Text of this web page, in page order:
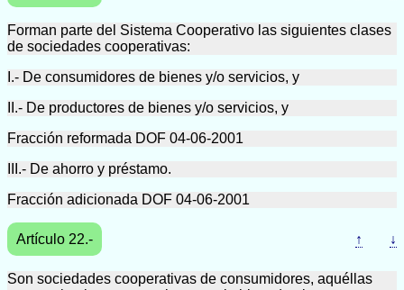
Forman parte del Sistema Cooperativo las siguientes clases
de sociedades cooperativas:
I.- De consumidores de bienes y/o servicios, y
II.- De productores de bienes y/o servicios, y
Fracción reformada DOF 04-06-2001
III.- De ahorro y préstamo.
Fracción adicionada DOF 04-06-2001
Artículo 22.- ↑ ↓
Son sociedades cooperativas de consumidores, aquéllas